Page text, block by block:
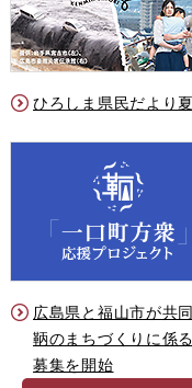
ひろしま県民だより
広島県と福山市が共同
鞆のまちづくりに係
募集を開始